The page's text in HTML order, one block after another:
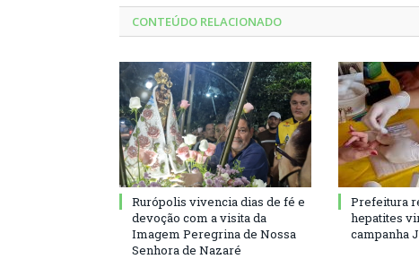
CONTEÚDO RELACIONADO
Rurópolis vivencia dias de fé e
devoção com a visita da
Imagem Peregrina de Nossa
Senhora de Nazaré
Prefeitura
hepatites
campanha